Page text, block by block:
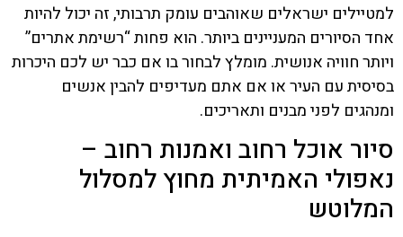
למטיילים ישראלים שאוהבים עומק תרבותי, זה יכול להיות
אחד הסיורים המעניינים ביותר. הוא פחות “רשימת אתרים”
ויותר חוויה אנושית. מומלץ לבחור בו אם כבר יש לכם היכרות
בסיסית עם העיר או אם אתם מעדיפים להבין אנשים
ומנהגים לפני מבנים ותאריכים.
סיור אוכל רחוב ואמנות רחוב –
נאפולי האמיתית מחוץ למסלול
המלוטש